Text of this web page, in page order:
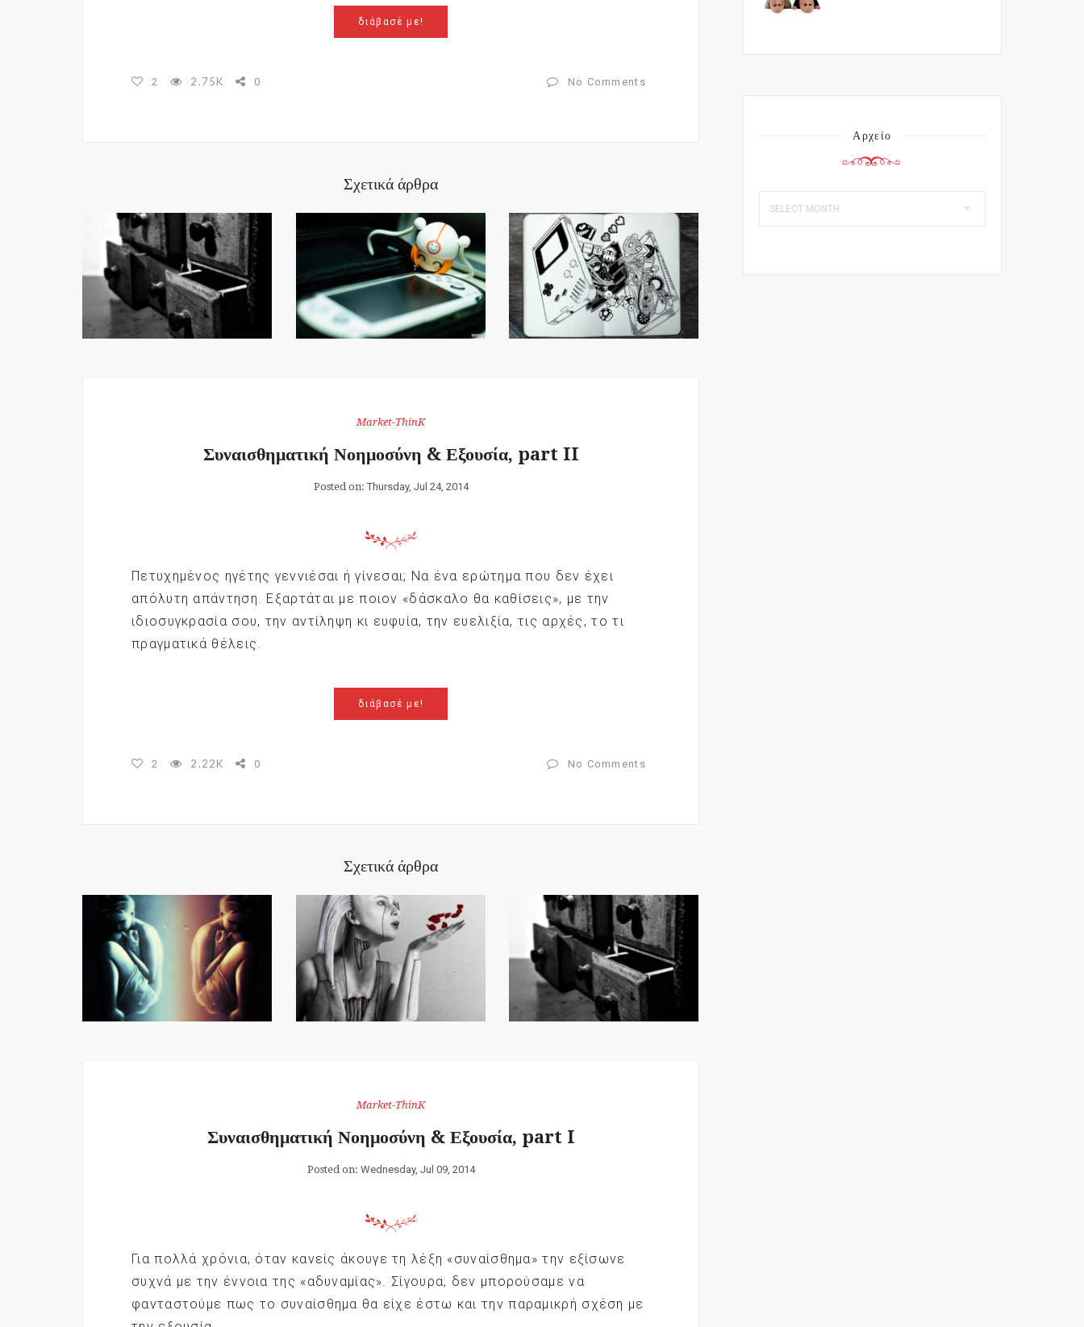
διάβασέ με!
2 2.75K 0 No Comments
Σχετικά άρθρα
Market-ThinK
Συναισθηματική Νοημοσύνη & Εξουσία, part II
Posted on: Thursday, Jul 24, 2014
Πετυχημένος ηγέτης γεννιέσαι ή γίνεσαι; Να ένα ερώτημα που δεν έχει
απόλυτη απάντηση. Εξαρτάται με ποιον «δάσκαλο θα καθίσεις», με την
ιδιοσυγκρασία σου, την αντίληψη κι ευφυία, την ευελιξία, τις αρχές, το τι
πραγματικά θέλεις.
διάβασέ με!
2 2.22K 0 No Comments
Σχετικά άρθρα
Market-ThinK
Συναισθηματική Νοημοσύνη & Εξουσία, part I
Posted on: Wednesday, Jul 09, 2014
Για πολλά χρόνια, όταν κανείς άκουγε τη λέξη «συναίσθημα» την εξίσωνε
συχνά με την έννοια της «αδυναμίας». Σίγουρα, δεν μπορούσαμε να
φανταστούμε πως το συναίσθημα θα είχε έστω και την παραμικρή σχέση με
Αρχείο